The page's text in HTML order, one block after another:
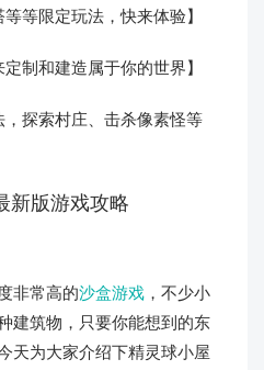
等限定玩法，快来体验】
制和建造属于你的世界】
探索村庄、击杀像素怪等
新版游戏攻略
非常高的沙盒游戏 ，不少小
建筑物，只要你能想到的东
天为大家介绍下精灵球小屋